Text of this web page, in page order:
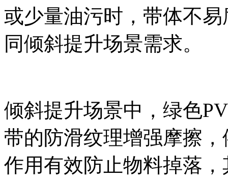
或少量油污时，带体不
同倾斜提升场景需求。
倾斜提升场景中，绿色
带的防滑纹理增强摩擦
作用有效防止物料掉落